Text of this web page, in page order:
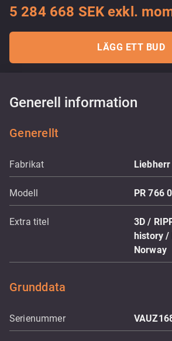
5 284 668 SEK exkl.
LÄGG ETT BUD
Generell information
Generellt
Fabrikat Liebherr
Modell PR 766
Extra titel
3D /
history /
Norway
Grunddata
Serienummer